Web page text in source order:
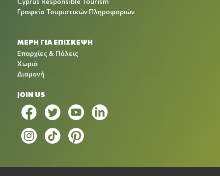
Γραφεία Τουριστικών Πληροφοριών
ΜΕΡΗ ΓΙΑ ΕΠΙΣΚΕΨΗ
Επαρχίες & Πόλεις
Χωριά
Διαμονή
JOIN US